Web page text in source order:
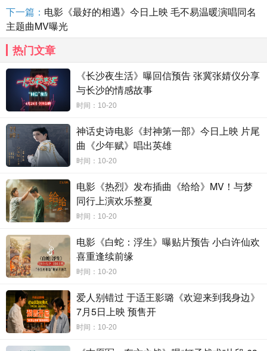
马就此收手，殊不知却开启了一段更加惊人的发疯之路：马寅波要自
己出书！先成功，后发疯，电影《二手杰作》为观众打开
剧”的新世界，学渣变才子一夜爆红，从同学到老师，乃至媒体、出版
界，毫不掩饰势利嘴脸，甚至马墨考试交白卷都不会挨骂，仅凭一
句“我封笔了”就令监考老师点头哈腰闭麦离开……冒犯全世界，讽刺
所有人，一黑到底，一路坏笑，大银幕嘴替电影代你一吐为快！
隐藏阵容惊喜多 鸿 “骗”巨制笑料足
影片终极预告不仅让影迷第一次看到“马墨封笔”的剧情高能拐
点，同时更展现了令人意想不到的隐藏阵容：魅力大嫂高叶化身“今夜
秀”主持人，激情对话马墨父亲！此外，毒舌导师李诚儒也倾情加盟，
成为共创坏笑喜剧的二手家族成员，更多隐藏款惊喜值得来影院亲自
解锁。影片同期发布的终极海报同样信息量满满，马寅波马墨父子笑
看自己打造的鸿“骗”巨制，一本是马寅波为马墨代笔的《少年的你
哪了》，另一本则是马寅波以自己名义出版的《归来
开的书页其实是一体两书，辛辣讽刺借子成名的虚荣嘴脸。同时，形
形色色的人都被卷入这场出书骗局，包括马墨的老师、校长、出版界
大亨，以及唯一知晓真相的老妈潘冬妮、被蒙在鼓里爱上马墨代表作
的同学 许思思、畅销书竞争对手小美
圆另一个谎，发疯文学之路笑料不断，且看众明星辛辣玩梗疯狂输
出！影片现已全面开启预售，即刻购票，锁定
影片由坏猴子 (上海) 文化传播有限公司、上海淘票票影视文化有
下一篇： 电影《最好的相遇》今日上映 毛不易温暖演唱同名
主题曲MV曝光
热门文章
《长沙夜生活》曝回信预告 张冀张婧仪分享
与长沙的情感故事
时间：10-20
神话史诗电影《封神第一部》今日上映 片尾
曲《少年赋》唱出英雄
时间：10-20
电影《热烈》发布插曲《给给》MV！与梦
同行上演欢乐整夏
时间：10-20
电影《白蛇：浮生》曝贴片预告 小白许仙欢
喜重逢续前缘
时间：10-20
爱人别错过 于适王影璐《欢迎来到我身边》
7月5日上映 预售开
时间：10-20